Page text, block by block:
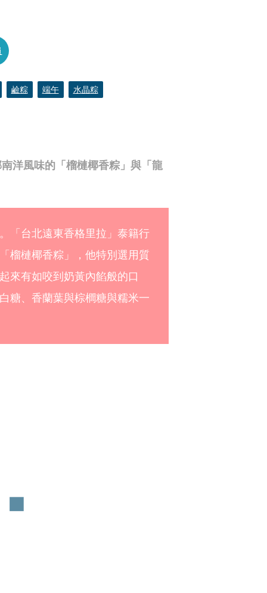
洋風味的「榴槤椰香粽」與「龍
鹼粽 端午 水晶粽
「台北遠東香格里拉」泰籍行
榴槤椰香粽」，他特別選用質
來有如咬到奶黃內餡般的口
糖、香蘭葉與棕櫚糖與糯米一